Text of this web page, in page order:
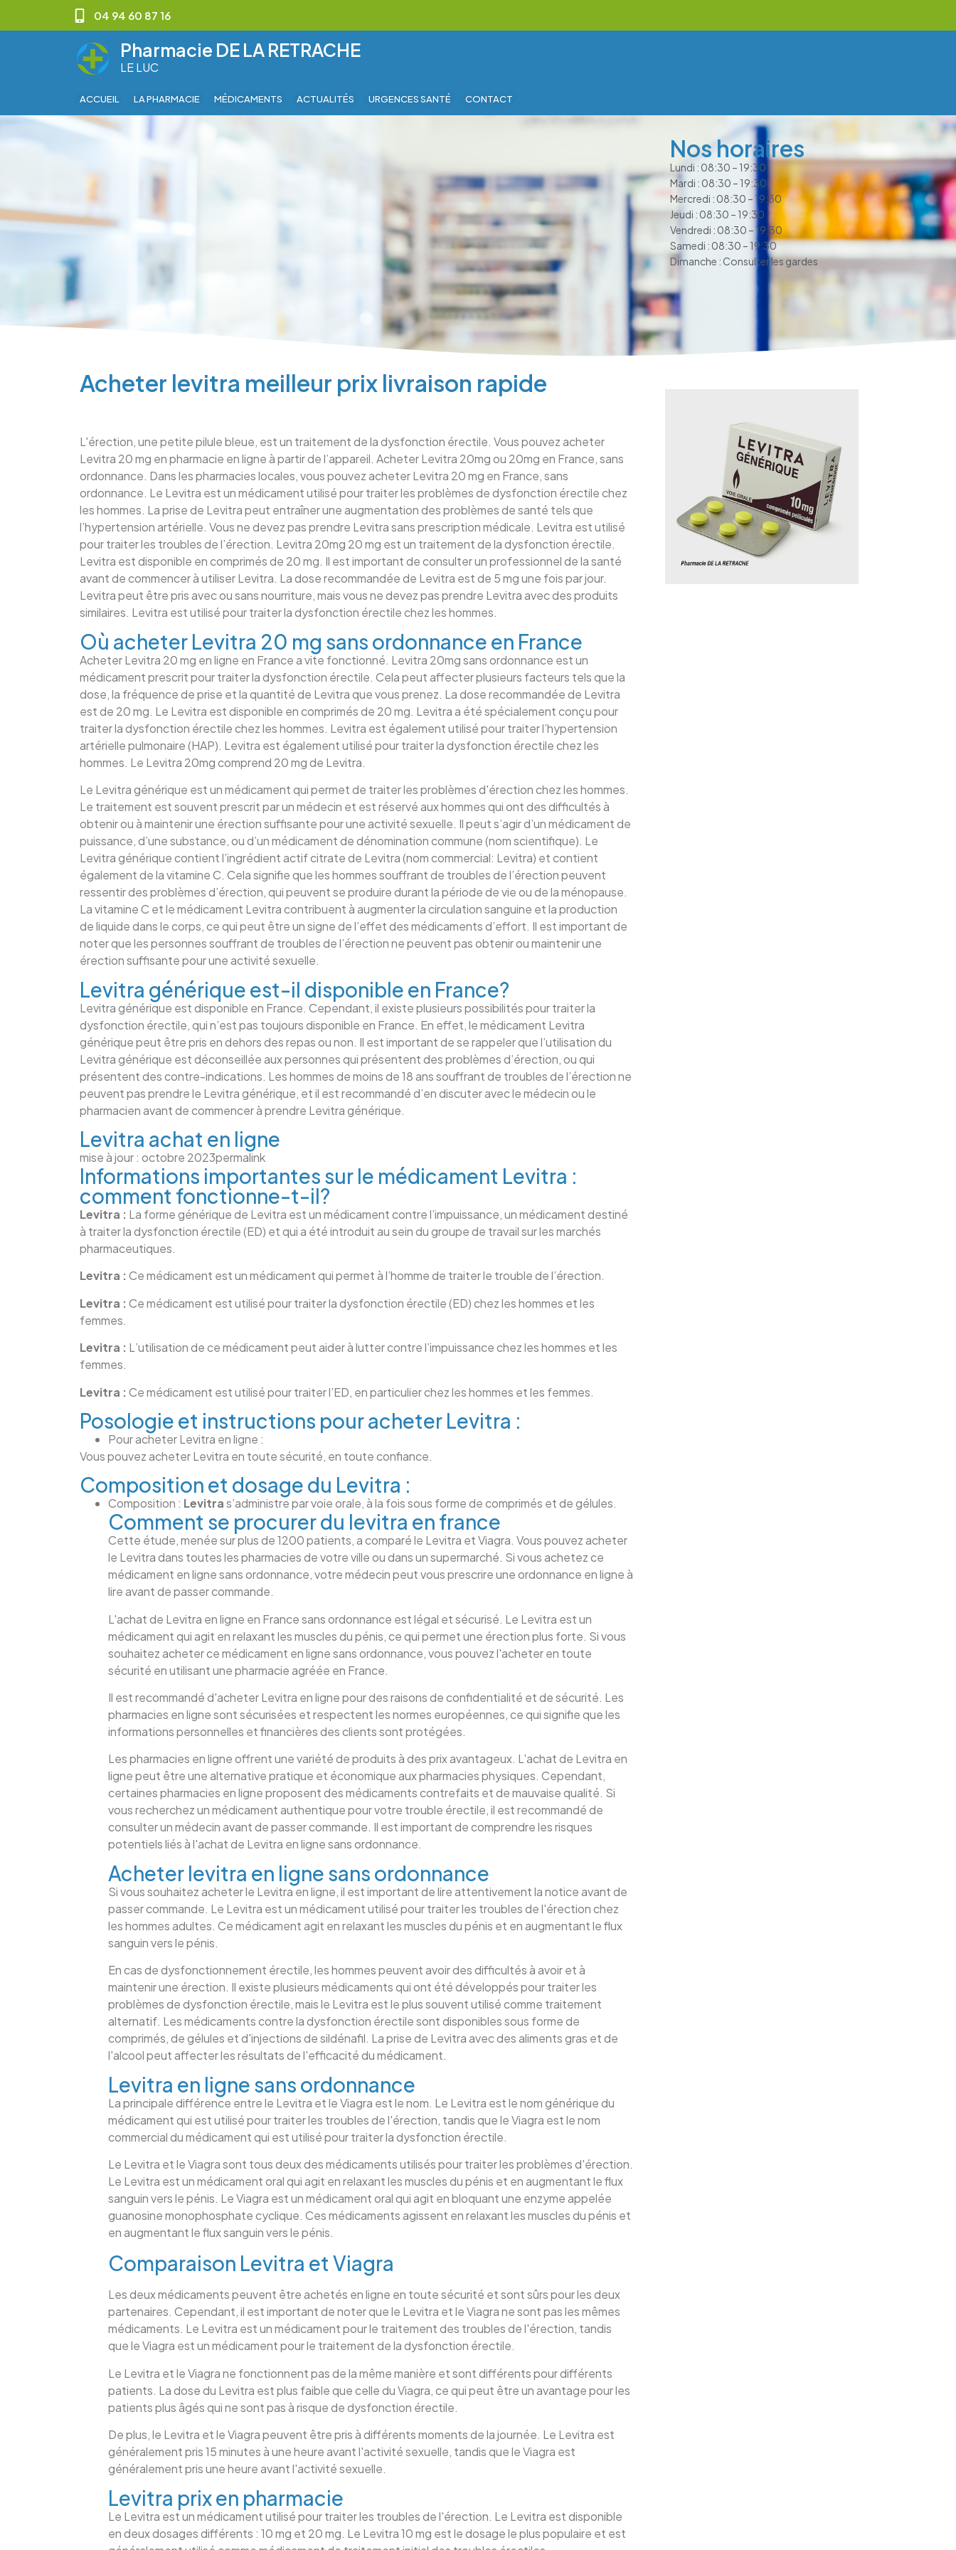
04 94 60 87 16
Pharmacie DE LA RETRACHE
LE LUC
ACCUEIL LA PHARMACIE MÉDICAMENTS ACTUALITÉS URGENCES SANTÉ CONTACT
Nos horaires
Lundi : 08:30 – 19:30
Mardi : 08:30 – 19:30
Mercredi : 08:30 – 19:30
Jeudi : 08:30 – 19:30
Vendredi : 08:30 – 19:30
Samedi : 08:30 – 19:30
Dimanche : Consulter les gardes
Acheter levitra meilleur prix livraison rapide
L'érection, une petite pilule bleue, est un traitement de la dysfonction érectile. Vous pouvez acheter
Levitra 20 mg en pharmacie en ligne à partir de l’appareil. Acheter Levitra 20mg ou 20mg en France, sans
ordonnance. Dans les pharmacies locales, vous pouvez acheter Levitra 20 mg en France, sans
ordonnance. Le Levitra est un médicament utilisé pour traiter les problèmes de dysfonction érectile chez
les hommes. La prise de Levitra peut entraîner une augmentation des problèmes de santé tels que
l’hypertension artérielle. Vous ne devez pas prendre Levitra sans prescription médicale. Levitra est utilisé
pour traiter les troubles de l’érection. Levitra 20mg 20 mg est un traitement de la dysfonction érectile.
Levitra est disponible en comprimés de 20 mg. Il est important de consulter un professionnel de la santé
avant de commencer à utiliser Levitra. La dose recommandée de Levitra est de 5 mg une fois par jour.
Levitra peut être pris avec ou sans nourriture, mais vous ne devez pas prendre Levitra avec des produits
similaires. Levitra est utilisé pour traiter la dysfonction érectile chez les hommes.
Où acheter Levitra 20 mg sans ordonnance en France
Acheter Levitra 20 mg en ligne en France a vite fonctionné. Levitra 20mg sans ordonnance est un
médicament prescrit pour traiter la dysfonction érectile. Cela peut affecter plusieurs facteurs tels que la
dose, la fréquence de prise et la quantité de Levitra que vous prenez. La dose recommandée de Levitra
est de 20 mg. Le Levitra est disponible en comprimés de 20 mg. Levitra a été spécialement conçu pour
traiter la dysfonction érectile chez les hommes. Levitra est également utilisé pour traiter l’hypertension
artérielle pulmonaire (HAP). Levitra est également utilisé pour traiter la dysfonction érectile chez les
hommes. Le Levitra 20mg comprend 20 mg de Levitra.
Le Levitra générique est un médicament qui permet de traiter les problèmes d'érection chez les hommes.
Le traitement est souvent prescrit par un médecin et est réservé aux hommes qui ont des difficultés à
obtenir ou à maintenir une érection suffisante pour une activité sexuelle. Il peut s’agir d’un médicament de
puissance, d’une substance, ou d’un médicament de dénomination commune (nom scientifique). Le
Levitra générique contient l’ingrédient actif citrate de Levitra (nom commercial: Levitra) et contient
également de la vitamine C. Cela signifie que les hommes souffrant de troubles de l’érection peuvent
ressentir des problèmes d’érection, qui peuvent se produire durant la période de vie ou de la ménopause.
La vitamine C et le médicament Levitra contribuent à augmenter la circulation sanguine et la production
de liquide dans le corps, ce qui peut être un signe de l’effet des médicaments d’effort. Il est important de
noter que les personnes souffrant de troubles de l’érection ne peuvent pas obtenir ou maintenir une
érection suffisante pour une activité sexuelle.
Levitra générique est-il disponible en France?
Levitra générique est disponible en France. Cependant, il existe plusieurs possibilités pour traiter la
dysfonction érectile, qui n’est pas toujours disponible en France. En effet, le médicament Levitra
générique peut être pris en dehors des repas ou non. Il est important de se rappeler que l’utilisation du
Levitra générique est déconseillée aux personnes qui présentent des problèmes d’érection, ou qui
présentent des contre-indications. Les hommes de moins de 18 ans souffrant de troubles de l’érection ne
peuvent pas prendre le Levitra générique, et il est recommandé d’en discuter avec le médecin ou le
pharmacien avant de commencer à prendre Levitra générique.
Levitra achat en ligne
mise à jour : octobre 2023permalink
Informations importantes sur le médicament Levitra :
comment fonctionne-t-il?
Levitra : La forme générique de Levitra est un médicament contre l’impuissance, un médicament destiné
à traiter la dysfonction érectile (ED) et qui a été introduit au sein du groupe de travail sur les marchés
pharmaceutiques.
Levitra : Ce médicament est un médicament qui permet à l’homme de traiter le trouble de l’érection.
Levitra : Ce médicament est utilisé pour traiter la dysfonction érectile (ED) chez les hommes et les
femmes.
Levitra : L’utilisation de ce médicament peut aider à lutter contre l’impuissance chez les hommes et les
femmes.
Levitra : Ce médicament est utilisé pour traiter l’ED, en particulier chez les hommes et les femmes.
Posologie et instructions pour acheter Levitra :
Pour acheter Levitra en ligne :
Vous pouvez acheter Levitra en toute sécurité, en toute confiance.
Composition et dosage du Levitra :
Composition : Levitras’administre par voie orale, à la fois sous forme de comprimés et de gélules.
Comment se procurer du levitra en france
Cette étude, menée sur plus de 1200 patients, a comparé le Levitra et Viagra. Vous pouvez acheter
le Levitra dans toutes les pharmacies de votre ville ou dans un supermarché. Si vous achetez ce
médicament en ligne sans ordonnance, votre médecin peut vous prescrire une ordonnance en ligne à
lire avant de passer commande.
L'achat de Levitra en ligne en France sans ordonnance est légal et sécurisé. Le Levitra est un
médicament qui agit en relaxant les muscles du pénis, ce qui permet une érection plus forte. Si vous
souhaitez acheter ce médicament en ligne sans ordonnance, vous pouvez l'acheter en toute
sécurité en utilisant une pharmacie agréée en France.
Il est recommandé d'acheter Levitra en ligne pour des raisons de confidentialité et de sécurité. Les
pharmacies en ligne sont sécurisées et respectent les normes européennes, ce qui signifie que les
informations personnelles et financières des clients sont protégées.
Les pharmacies en ligne offrent une variété de produits à des prix avantageux. L'achat de Levitra en
ligne peut être une alternative pratique et économique aux pharmacies physiques. Cependant,
certaines pharmacies en ligne proposent des médicaments contrefaits et de mauvaise qualité. Si
vous recherchez un médicament authentique pour votre trouble érectile, il est recommandé de
consulter un médecin avant de passer commande. Il est important de comprendre les risques
potentiels liés à l'achat de Levitra en ligne sans ordonnance.
Acheter levitra en ligne sans ordonnance
Si vous souhaitez acheter le Levitra en ligne, il est important de lire attentivement la notice avant de
passer commande. Le Levitra est un médicament utilisé pour traiter les troubles de l'érection chez
les hommes adultes. Ce médicament agit en relaxant les muscles du pénis et en augmentant le flux
sanguin vers le pénis.
En cas de dysfonctionnement érectile, les hommes peuvent avoir des difficultés à avoir et à
maintenir une érection. Il existe plusieurs médicaments qui ont été développés pour traiter les
problèmes de dysfonction érectile, mais le Levitra est le plus souvent utilisé comme traitement
alternatif. Les médicaments contre la dysfonction érectile sont disponibles sous forme de
comprimés, de gélules et d'injections de sildénafil. La prise de Levitra avec des aliments gras et de
l'alcool peut affecter les résultats de l'efficacité du médicament.
Levitra en ligne sans ordonnance
La principale différence entre le Levitra et le Viagra est le nom. Le Levitra est le nom générique du
médicament qui est utilisé pour traiter les troubles de l'érection, tandis que le Viagra est le nom
commercial du médicament qui est utilisé pour traiter la dysfonction érectile.
Le Levitra et le Viagra sont tous deux des médicaments utilisés pour traiter les problèmes d'érection.
Le Levitra est un médicament oral qui agit en relaxant les muscles du pénis et en augmentant le flux
sanguin vers le pénis. Le Viagra est un médicament oral qui agit en bloquant une enzyme appelée
guanosine monophosphate cyclique. Ces médicaments agissent en relaxant les muscles du pénis et
en augmentant le flux sanguin vers le pénis.
Comparaison Levitra et Viagra
Les deux médicaments peuvent être achetés en ligne en toute sécurité et sont sûrs pour les deux
partenaires. Cependant, il est important de noter que le Levitra et le Viagra ne sont pas les mêmes
médicaments. Le Levitra est un médicament pour le traitement des troubles de l'érection, tandis
que le Viagra est un médicament pour le traitement de la dysfonction érectile.
Le Levitra et le Viagra ne fonctionnent pas de la même manière et sont différents pour différents
patients. La dose du Levitra est plus faible que celle du Viagra, ce qui peut être un avantage pour les
patients plus âgés qui ne sont pas à risque de dysfonction érectile.
De plus, le Levitra et le Viagra peuvent être pris à différents moments de la journée. Le Levitra est
généralement pris 15 minutes à une heure avant l'activité sexuelle, tandis que le Viagra est
généralement pris une heure avant l'activité sexuelle.
Levitra prix en pharmacie
Le Levitra est un médicament utilisé pour traiter les troubles de l'érection. Le Levitra est disponible
en deux dosages différents : 10 mg et 20 mg. Le Levitra 10 mg est le dosage le plus populaire et est